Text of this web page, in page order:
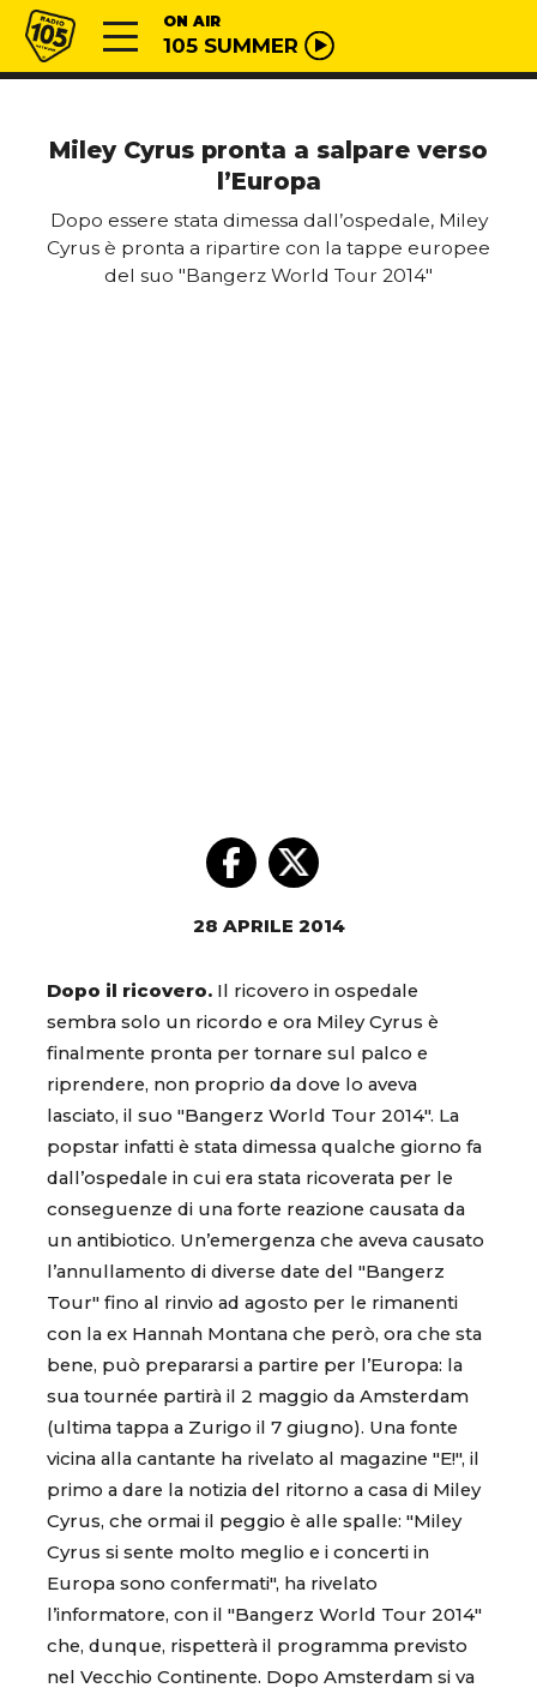
Vai al contenuto
Radio 105 ON AIR
105 SUMMER
Miley Cyrus pronta a salpare verso
l’Europa
Dopo essere stata dimessa dall’ospedale, Miley
Cyrus è pronta a ripartire con la tappe europee
del suo "Bangerz World Tour 2014"
28 APRILE 2014
Dopo il ricovero. Il ricovero in ospedale
sembra solo un ricordo e ora Miley Cyrus è
finalmente pronta per tornare sul palco e
riprendere, non proprio da dove lo aveva
lasciato, il suo "Bangerz World Tour 2014". La
popstar infatti è stata dimessa qualche giorno fa
dall’ospedale in cui era stata ricoverata per le
conseguenze di una forte reazione causata da
un antibiotico. Un’emergenza che aveva causato
l’annullamento di diverse date del "Bangerz
Tour" fino al rinvio ad agosto per le rimanenti
con la ex Hannah Montana che però, ora che sta
bene, può prepararsi a partire per l’Europa: la
sua tournée partirà il 2 maggio da Amsterdam
(ultima tappa a Zurigo il 7 giugno). Una fonte
vicina alla cantante ha rivelato al magazine "E!", il
primo a dare la notizia del ritorno a casa di Miley
Cyrus, che ormai il peggio è alle spalle: "Miley
Cyrus si sente molto meglio e i concerti in
Europa sono confermati", ha rivelato
l’informatore, con il "Bangerz World Tour 2014"
che, dunque, rispetterà il programma previsto
nel Vecchio Continente. Dopo Amsterdam si va